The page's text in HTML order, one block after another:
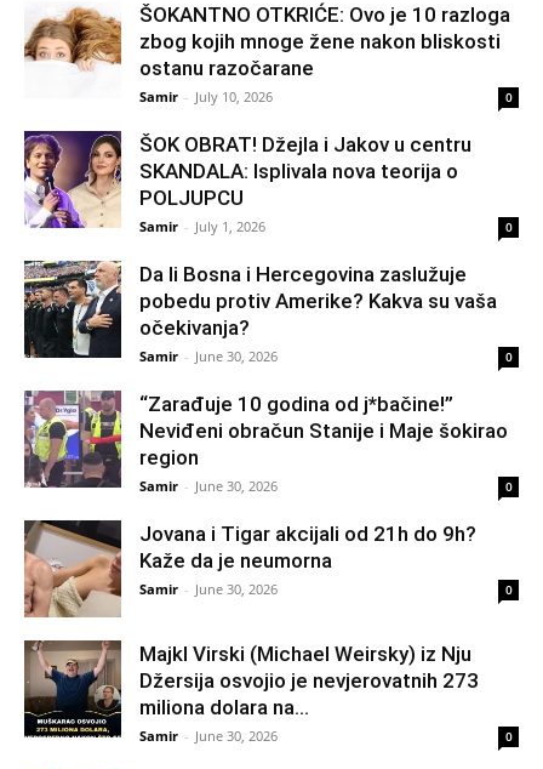
ŠOKANTNO OTKRIĆE: Ovo je 10 razloga
zbog kojih mnoge žene nakon bliskosti
ostanu razočarane
Samir - July 10, 2026 0
ŠOK OBRAT! Džejla i Jakov u centru
SKANDALA: Isplivala nova teorija o
POLJUPCU
Samir - July 1, 2026 0
Da li Bosna i Hercegovina zaslužuje
pobedu protiv Amerike? Kakva su vaša
očekivanja?
Samir - June 30, 2026 0
“Zarađuje 10 godina od j*bačine!”
Neviđeni obračun Stanije i Maje šokirao
region
Samir - June 30, 2026 0
Jovana i Tigar akcijali od 21h do 9h?
Kaže da je neumorna
Samir - June 30, 2026 0
Majkl Virski (Michael Weirsky) iz Nju
Džersija osvojio je nevjerovatnih 273
miliona dolara na...
Samir - June 30, 2026 0